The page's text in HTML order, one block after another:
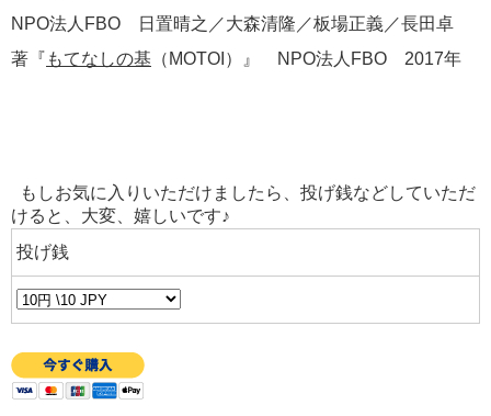
NPO法人FBO 日置晴之／大森清隆／板場正義／長田卓
著『 もてなしの基 （MOTOI）』 NPO法人FBO 2017年
もしお気に入りいただけましたら、投げ銭などしていただ
けると、大変、嬉しいです♪
投げ銭